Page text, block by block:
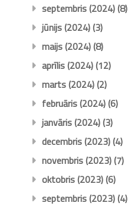
septembris (2024)(8)
jūnijs (2024)(3)
maijs (2024)(8)
aprīlis (2024)(12)
marts (2024)(2)
februāris (2024)(6)
janvāris (2024)(3)
decembris (2023)(4)
novembris (2023)(7)
oktobris (2023)(6)
septembris (2023)(4)